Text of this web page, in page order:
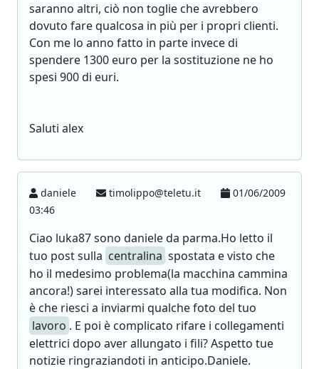
saranno altri, ciò non toglie che avrebbero
dovuto fare qualcosa in più per i propri clienti.
Con me lo anno fatto in parte invece di
spendere 1300 euro per la sostituzione ne ho
spesi 900 di euri.
Saluti alex
daniele timolippo@teletu.it
01/06/2009
03:46
Ciao luka87 sono daniele da parma.Ho letto il
tuo post sulla centralina spostata e visto che
ho il medesimo problema(la macchina cammina
ancora!) sarei interessato alla tua modifica. Non
è che riesci a inviarmi qualche foto del tuo
lavoro . E poi è complicato rifare i collegamenti
elettrici dopo aver allungato i fili? Aspetto tue
notizie ringraziandoti in anticipo.Daniele.